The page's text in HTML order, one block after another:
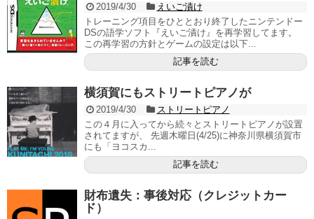
2019/4/30
えいご漬け
トレーニング項目をひととおり終了したニンテンドー
DSの語学ソフト『えいご漬け』を再学習してます。
この再学習の方針とゲームの設定は以下...
記事を読む
横須賀にもストリートピアノが
2019/4/30
ストリートピアノ
この４月に入ってから続々とストリートピアノが設置
されてますが、 先週木曜日(4/25)に神奈川県横須賀市
にも「ヨコスカ...
記事を読む
財布遺失：事後対応（クレジットカー
ド）